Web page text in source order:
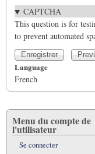
CAPTCHA
This question is for
to prevent automated
Language
French
Menu du compte de
l'utilisateur
Se connecter